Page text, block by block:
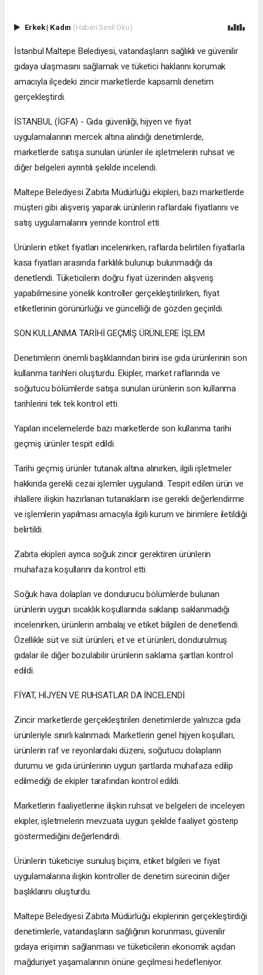
Erkek| Kadın (Haberi Sesli Oku)
İstanbul Maltepe Belediyesi, vatandaşların sağlıklı ve güvenilir
gıdaya ulaşmasını sağlamak ve tüketici haklarını korumak
amacıyla ilçedeki zincir marketlerde kapsamlı denetim
gerçekleştirdi.
İSTANBUL (İGFA) - Gıda güvenliği, hijyen ve fiyat
uygulamalarının mercek altına alındığı denetimlerde,
marketlerde satışa sunulan ürünler ile işletmelerin ruhsat ve
diğer belgeleri ayrıntılı şekilde incelendi.
Maltepe Belediyesi Zabıta Müdürlüğü ekipleri, bazı marketlerde
müşteri gibi alışveriş yaparak ürünlerin raflardaki fiyatlarını ve
satış uygulamalarını yerinde kontrol etti.
Ürünlerin etiket fiyatları incelenirken, raflarda belirtilen fiyatlarla
kasa fiyatları arasında farklılık bulunup bulunmadığı da
denetlendi. Tüketicilerin doğru fiyat üzerinden alışveriş
yapabilmesine yönelik kontroller gerçekleştirilirken, fiyat
etiketlerinin görünürlüğü ve güncelliği de gözden geçirildi.
SON KULLANMA TARİHİ GEÇMİŞ ÜRÜNLERE İŞLEM
Denetimlerin önemli başlıklarından birini ise gıda ürünlerinin son
kullanma tarihleri oluşturdu. Ekipler, market raflarında ve
soğutucu bölümlerde satışa sunulan ürünlerin son kullanma
tarihlerini tek tek kontrol etti.
Yapılan incelemelerde bazı marketlerde son kullanma tarihi
geçmiş ürünler tespit edildi.
Tarihi geçmiş ürünler tutanak altına alınırken, ilgili işletmeler
hakkında gerekli cezai işlemler uygulandı. Tespit edilen ürün ve
ihlallere ilişkin hazırlanan tutanakların ise gerekli değerlendirme
ve işlemlerin yapılması amacıyla ilgili kurum ve birimlere iletildiği
belirtildi.
Zabıta ekipleri ayrıca soğuk zincir gerektiren ürünlerin
muhafaza koşullarını da kontrol etti.
Soğuk hava dolapları ve dondurucu bölümlerde bulunan
ürünlerin uygun sıcaklık koşullarında saklanıp saklanmadığı
incelenirken, ürünlerin ambalaj ve etiket bilgileri de denetlendi.
Özellikle süt ve süt ürünleri, et ve et ürünleri, dondurulmuş
gıdalar ile diğer bozulabilir ürünlerin saklama şartları kontrol
edildi.
FİYAT, HİJYEN VE RUHSATLAR DA İNCELENDİ
Zincir marketlerde gerçekleştirilen denetimlerde yalnızca gıda
ürünleriyle sınırlı kalınmadı. Marketlerin genel hijyen koşulları,
ürünlerin raf ve reyonlardaki düzeni, soğutucu dolapların
durumu ve gıda ürünlerinin uygun şartlarda muhafaza edilip
edilmediği de ekipler tarafından kontrol edildi.
Marketlerin faaliyetlerine ilişkin ruhsat ve belgeleri de inceleyen
ekipler, işletmelerin mevzuata uygun şekilde faaliyet gösterip
göstermediğini değerlendirdi.
Ürünlerin tüketiciye sunuluş biçimi, etiket bilgileri ve fiyat
uygulamalarına ilişkin kontroller de denetim sürecinin diğer
başlıklarını oluşturdu.
Maltepe Belediyesi Zabıta Müdürlüğü ekiplerinin gerçekleştirdiği
denetimlerle, vatandaşların sağlığının korunması, güvenilir
gıdaya erişimin sağlanması ve tüketicilerin ekonomik açıdan
mağduriyet yaşamalarının önüne geçilmesi hedefleniyor.